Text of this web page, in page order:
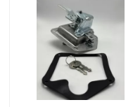
Über uns
Fabrik-Ausflug